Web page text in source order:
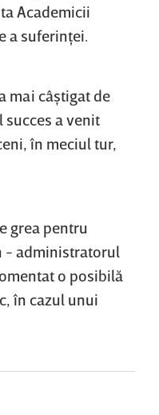
Academicii
a suferinţei.
mai câştigat de
a venit
în meciul tur,
grea pentru
- administratorul
o posibilă
în cazul unui